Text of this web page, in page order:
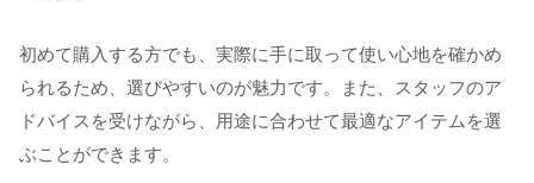
初めて購入する方でも、実際に手に取って使い心地を確かめ
られるため、選びやすいのが魅力です。また、スタッフのア
ドバイスを受けながら、用途に合わせて最適なアイテムを選
ぶことができます。